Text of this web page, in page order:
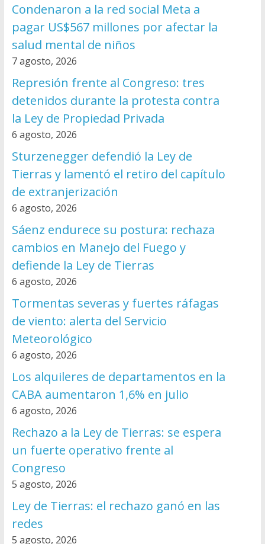
Condenaron a la red social Meta a
pagar US$567 millones por afectar la
salud mental de niños
7 agosto, 2026
Represión frente al Congreso: tres
detenidos durante la protesta contra
la Ley de Propiedad Privada
6 agosto, 2026
Sturzenegger defendió la Ley de
Tierras y lamentó el retiro del capítulo
de extranjerización
6 agosto, 2026
Sáenz endurece su postura: rechaza
cambios en Manejo del Fuego y
defiende la Ley de Tierras
6 agosto, 2026
Tormentas severas y fuertes ráfagas
de viento: alerta del Servicio
Meteorológico
6 agosto, 2026
Los alquileres de departamentos en la
CABA aumentaron 1,6% en julio
6 agosto, 2026
Rechazo a la Ley de Tierras: se espera
un fuerte operativo frente al
Congreso
5 agosto, 2026
Ley de Tierras: el rechazo ganó en las
redes
5 agosto, 2026